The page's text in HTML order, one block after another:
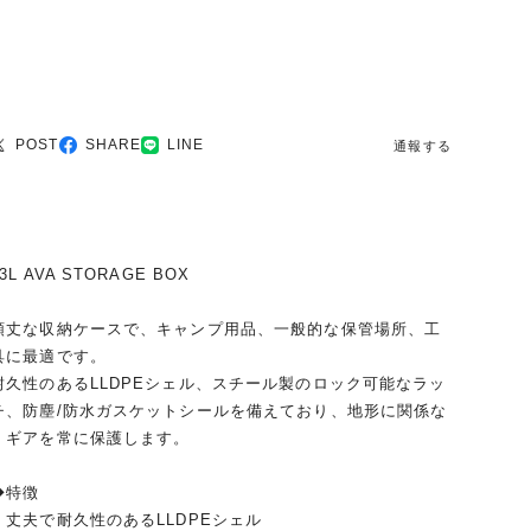
POST SHARE LINE 通報する
AVA STORAGE BOX
丈な収納ケースで、キャンプ用品、一般的な保管場所、工
に最適です。
久性のあるLLDPEシェル、スチール製のロック可能なラッ
、防塵/防水ガスケットシールを備えており、地形に関係な
ギアを常に保護します。
徴
丈夫で耐久性のあるLLDPEシェル